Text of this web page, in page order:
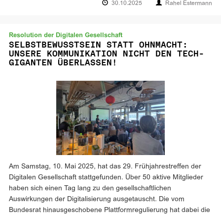
30.10.2025 Rahel Estermann
Resolution der Digitalen Gesellschaft
SELBSTBEWUSSTSEIN STATT OHNMACHT:
UNSERE KOMMUNIKATION NICHT DEN TECH-
GIGANTEN ÜBERLASSEN!
Am Samstag, 10. Mai 2025, hat das 29. Frühjahrestreffen der
Digitalen Gesellschaft stattgefunden. Über 50 aktive Mitglieder
haben sich einen Tag lang zu den gesellschaftlichen
Auswirkungen der Digitalisierung ausgetauscht. Die vom
Bundesrat hinausgeschobene Plattformregulierung hat dabei die